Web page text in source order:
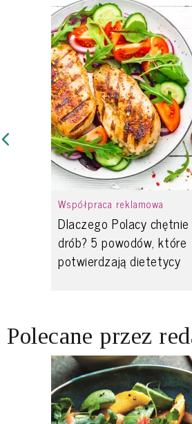
Współpraca reklamowa
Dlaczego Polacy
drób? 5 powodów, które
potwierdzają dietetycy
Polecane przez